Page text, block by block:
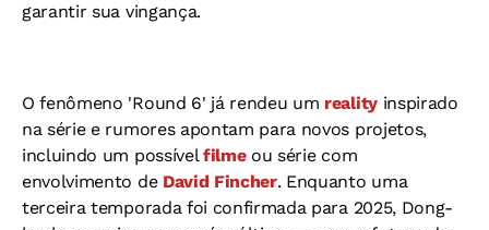
garantir sua vingança.
O fenômeno 'Round 6' já rendeu um realityinspirado
na série e rumores apontam para novos projetos,
incluindo um possívelfilmeou série com
envolvimento de David Fincher. Enquanto uma
terceira temporada foi confirmada para 2025, Dong-